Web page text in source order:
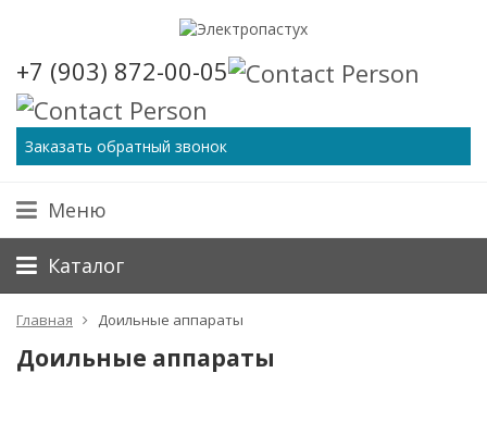
+7 (903) 872-00-05
Заказать обратный звонок
Меню
Каталог
Главная Доильные аппараты
Доильные аппараты